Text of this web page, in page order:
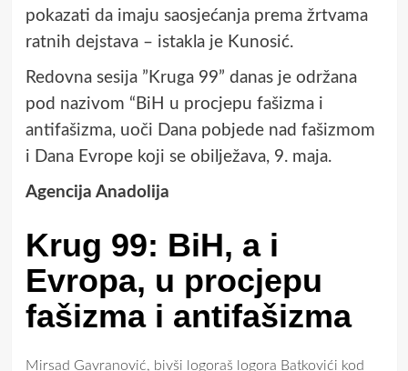
pokazati da imaju saosjećanja prema žrtvama
ratnih dejstava – istakla je Kunosić.
Redovna sesija ”Kruga 99” danas je održana
pod nazivom “BiH u procjepu fašizma i
antifašizma, uoči Dana pobjede nad fašizmom
i Dana Evrope koji se obilježava, 9. maja.
Agencija Anadolija
Krug 99: BiH, a i
Evropa, u procjepu
fašizma i antifašizma
Mirsad Gavranović, bivši logoraš logora Batkovići kod